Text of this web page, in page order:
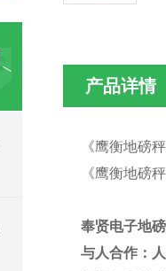
产品详情
《鹰衡地磅
《鹰衡地磅
奉贤电子地磅
与人合作：